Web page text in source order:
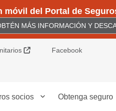
del Portal de
MÁS INFORMACIÓN Y
Sitio Externo
Facebook
socios Obtenga seguro